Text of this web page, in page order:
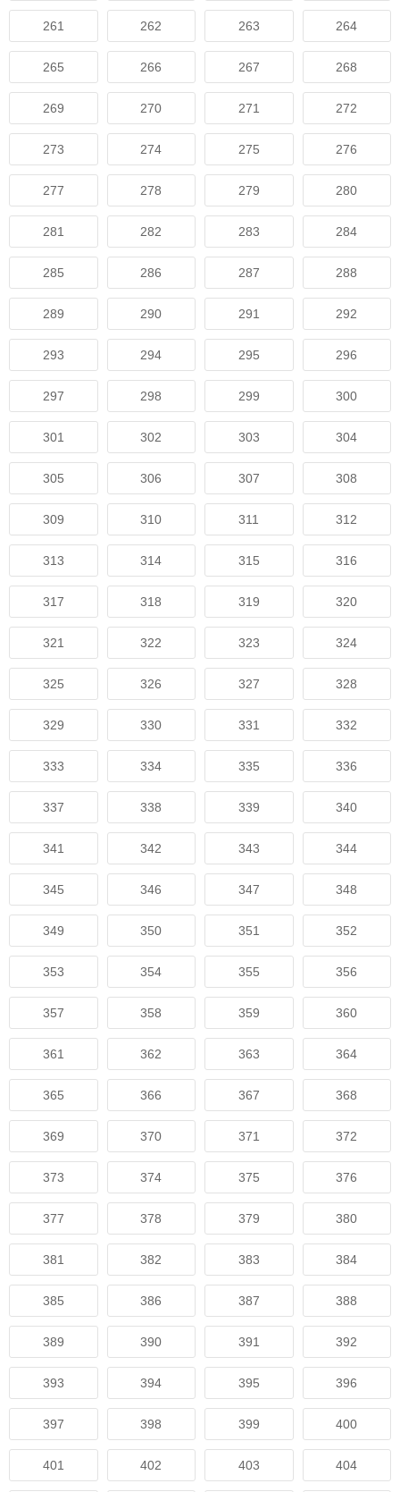
261 262 263 264
265 266 267 268
269 270 271 272
273 274 275 276
277 278 279 280
281 282 283 284
285 286 287 288
289 290 291 292
293 294 295 296
297 298 299 300
301 302 303 304
305 306 307 308
309 310 311 312
313 314 315 316
317 318 319 320
321 322 323 324
325 326 327 328
329 330 331 332
333 334 335 336
337 338 339 340
341 342 343 344
345 346 347 348
349 350 351 352
353 354 355 356
357 358 359 360
361 362 363 364
365 366 367 368
369 370 371 372
373 374 375 376
377 378 379 380
381 382 383 384
385 386 387 388
389 390 391 392
393 394 395 396
397 398 399 400
401 402 403 404